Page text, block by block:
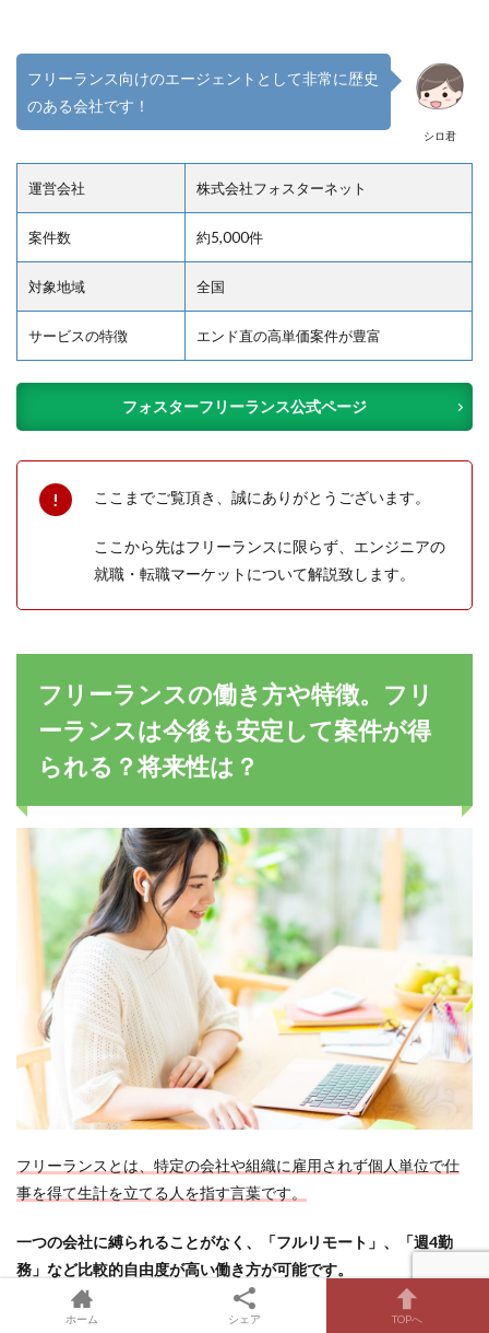
シロ君
フリーランス向けのエージェントとして非常に歴史
のある会社です！
運営会社 株式会社フォスターネット
案件数 約5,000件
対象地域 全国
サービスの特徴 エンド直の高単価案件が豊富
フォスターフリーランス公式ページ
ここまでご覧頂き、誠にありがとうございます。
ここから先はフリーランスに限らず、エンジニアの
就職・転職マーケットについて解説致します。
フリーランスの働き方や特徴。フリ
ーランスは今後も安定して案件が得
られる？将来性は？
フリーランスとは、特定の会社や組織に雇用されず個人単位で仕
事を得て生計を立てる人を指す言葉です。
一つの会社に縛られることがなく、「フルリモート」、「週4勤
務」など比較的自由度が高い働き方が可能です。
様々な職種でフリーランスとして活躍する人がいますが、プログ
ホーム シェア TOPへ